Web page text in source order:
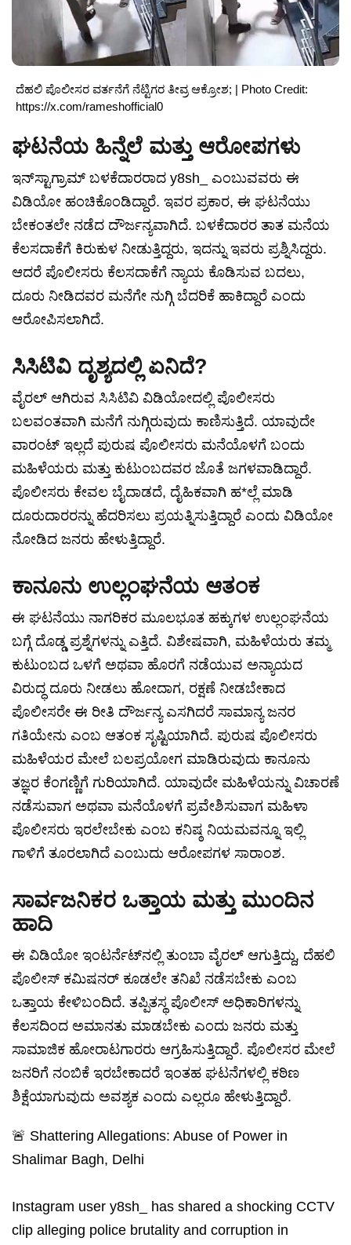
ದೆಹಲಿ ಪೊಲೀಸರ ವರ್ತನೆಗೆ ನೆಟ್ಟಿಗರ ತೀವ್ರ ಆಕ್ರೋಶ; | Photo Credit:
https://x.com/rameshofficial0
ಘಟನೆಯ ಹಿನ್ನೆಲೆ ಮತ್ತು ಆರೋಪಗಳು
ಇನ್‌ಸ್ಟಾಗ್ರಾಮ್ ಬಳಕೆದಾರರಾದ y8sh_ ಎಂಬುವವರು ಈ
ವಿಡಿಯೋ ಹಂಚಿಕೊಂಡಿದ್ದಾರೆ. ಇವರ ಪ್ರಕಾರ, ಈ ಘಟನೆಯು
ಬೇಕಂತಲೇ ನಡೆದ ದೌರ್ಜನ್ಯವಾಗಿದೆ. ಬಳಕೆದಾರರ ತಾತ ಮನೆಯ
ಕೆಲಸದಾಕೆಗೆ ಕಿರುಕುಳ ನೀಡುತ್ತಿದ್ದರು, ಇದನ್ನು ಇವರು ಪ್ರಶ್ನಿಸಿದ್ದರು.
ಆದರೆ ಪೊಲೀಸರು ಕೆಲಸದಾಕೆಗೆ ನ್ಯಾಯ ಕೊಡಿಸುವ ಬದಲು,
ದೂರು ನೀಡಿದವರ ಮನೆಗೇ ನುಗ್ಗಿ ಬೆದರಿಕೆ ಹಾಕಿದ್ದಾರೆ ಎಂದು
ಆರೋಪಿಸಲಾಗಿದೆ.
ಸಿಸಿಟಿವಿ ದೃಶ್ಯದಲ್ಲಿ ಏನಿದೆ?
ವೈರಲ್ ಆಗಿರುವ ಸಿಸಿಟಿವಿ ವಿಡಿಯೋದಲ್ಲಿ ಪೊಲೀಸರು
ಬಲವಂತವಾಗಿ ಮನೆಗೆ ನುಗ್ಗಿರುವುದು ಕಾಣಿಸುತ್ತಿದೆ. ಯಾವುದೇ
ವಾರಂಟ್ ಇಲ್ಲದೆ ಪುರುಷ ಪೊಲೀಸರು ಮನೆಯೊಳಗೆ ಬಂದು
ಮಹಿಳೆಯರು ಮತ್ತು ಕುಟುಂಬದವರ ಜೊತೆ ಜಗಳವಾಡಿದ್ದಾರೆ.
ಪೊಲೀಸರು ಕೇವಲ ಬೈದಾಡದೆ, ದೈಹಿಕವಾಗಿ ಹ*ಲ್ಲೆ ಮಾಡಿ
ದೂರುದಾರರನ್ನು ಹೆದರಿಸಲು ಪ್ರಯತ್ನಿಸುತ್ತಿದ್ದಾರೆ ಎಂದು ವಿಡಿಯೋ
ನೋಡಿದ ಜನರು ಹೇಳುತ್ತಿದ್ದಾರೆ.
ಕಾನೂನು ಉಲ್ಲಂಘನೆಯ ಆತಂಕ
ಈ ಘಟನೆಯು ನಾಗರಿಕರ ಮೂಲಭೂತ ಹಕ್ಕುಗಳ ಉಲ್ಲಂಘನೆಯ
ಬಗ್ಗೆ ದೊಡ್ಡ ಪ್ರಶ್ನೆಗಳನ್ನು ಎತ್ತಿದೆ. ವಿಶೇಷವಾಗಿ, ಮಹಿಳೆಯರು ತಮ್ಮ
ಕುಟುಂಬದ ಒಳಗೆ ಅಥವಾ ಹೊರಗೆ ನಡೆಯುವ ಅನ್ಯಾಯದ
ವಿರುದ್ಧ ದೂರು ನೀಡಲು ಹೋದಾಗ, ರಕ್ಷಣೆ ನೀಡಬೇಕಾದ
ಪೊಲೀಸರೇ ಈ ರೀತಿ ದೌರ್ಜನ್ಯ ಎಸಗಿದರೆ ಸಾಮಾನ್ಯ ಜನರ
ಗತಿಯೇನು ಎಂಬ ಆತಂಕ ಸೃಷ್ಟಿಯಾಗಿದೆ. ಪುರುಷ ಪೊಲೀಸರು
ಮಹಿಳೆಯರ ಮೇಲೆ ಬಲಪ್ರಯೋಗ ಮಾಡಿರುವುದು ಕಾನೂನು
ತಜ್ಞರ ಕೆಂಗಣ್ಣಿಗೆ ಗುರಿಯಾಗಿದೆ. ಯಾವುದೇ ಮಹಿಳೆಯನ್ನು ವಿಚಾರಣೆ
ನಡೆಸುವಾಗ ಅಥವಾ ಮನೆಯೊಳಗೆ ಪ್ರವೇಶಿಸುವಾಗ ಮಹಿಳಾ
ಪೊಲೀಸರು ಇರಲೇಬೇಕು ಎಂಬ ಕನಿಷ್ಠ ನಿಯಮವನ್ನೂ ಇಲ್ಲಿ
ಗಾಳಿಗೆ ತೂರಲಾಗಿದೆ ಎಂಬುದು ಆರೋಪಗಳ ಸಾರಾಂಶ.
ಸಾರ್ವಜನಿಕರ ಒತ್ತಾಯ ಮತ್ತು ಮುಂದಿನ
ಹಾದಿ
ಈ ವಿಡಿಯೋ ಇಂಟರ್ನೆಟ್‌ನಲ್ಲಿ ತುಂಬಾ ವೈರಲ್ ಆಗುತ್ತಿದ್ದು, ದೆಹಲಿ
ಪೊಲೀಸ್ ಕಮಿಷನರ್ ಕೂಡಲೇ ತನಿಖೆ ನಡೆಸಬೇಕು ಎಂಬ
ಒತ್ತಾಯ ಕೇಳಿಬಂದಿದೆ. ತಪ್ಪಿತಸ್ಥ ಪೊಲೀಸ್ ಅಧಿಕಾರಿಗಳನ್ನು
ಕೆಲಸದಿಂದ ಅಮಾನತು ಮಾಡಬೇಕು ಎಂದು ಜನರು ಮತ್ತು
ಸಾಮಾಜಿಕ ಹೋರಾಟಗಾರರು ಆಗ್ರಹಿಸುತ್ತಿದ್ದಾರೆ. ಪೊಲೀಸರ ಮೇಲೆ
ಜನರಿಗೆ ನಂಬಿಕೆ ಇರಬೇಕಾದರೆ ಇಂತಹ ಘಟನೆಗಳಲ್ಲಿ ಕಠಿಣ
ಶಿಕ್ಷೆಯಾಗುವುದು ಅವಶ್ಯಕ ಎಂದು ಎಲ್ಲರೂ ಹೇಳುತ್ತಿದ್ದಾರೆ.
🚨 Shattering Allegations: Abuse of Power in
Shalimar Bagh, Delhi
Instagram user y8sh_ has shared a shocking CCTV
clip alleging police brutality and corruption in